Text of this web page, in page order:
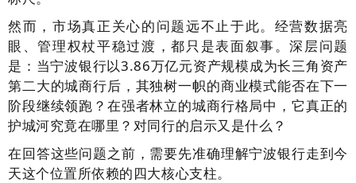
然而，市场真正关心的问题远不止于此。经营数据亮
眼、管理权杖平稳过渡，都只是表面叙事。深层问题
是：当宁波银行以3.86万亿元资产规模成为长三角资产
第二大的城商行后，其独树一帜的商业模式能否在下一
阶段继续领跑？在强者林立的城商行格局中，它真正的
护城河究竟在哪里？对同行的启示又是什么？
在回答这些问题之前，需要先准确理解宁波银行走到今
天这个位置所依赖的四大核心支柱。